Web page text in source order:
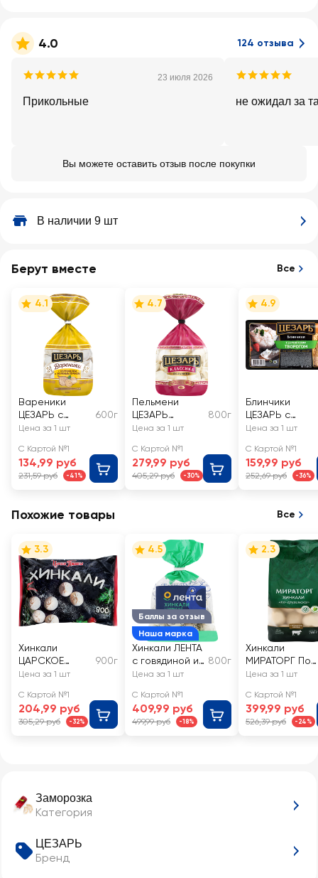
4.0 124 отзыва
23 июля 2026
Прикольные не ожидал за
Вы можете оставить отзыв после покупки
В наличии 9 шт
Заморозка
Категория
ЦЕЗАРЬ
Бренд
Берут вместе Все
4.1
Вареники
ЦЕЗАРЬ с
картофелем и
лучком
600г
Цена за 1 шт
С Картой №1
134,99 руб
231,59 руб -41%
4.7
Пельмени
ЦЕЗАРЬ
Классика,
800г
Цена за 1 шт
С Картой №1
279,99 руб
405,29 руб -30%
4.9
Блинчики
ЦЕЗАРЬ с
деревенским
Цена за 1 шт
С Картой №1
159,99 руб
252,69 руб -36%
Похожие товары Все
3.3
Хинкали
ЦАРСКОЕ
ПОДВОРЬЕ
900г
Цена за 1 шт
С Картой №1
204,99 руб
305,29 руб -32%
Баллы за отзыв
Наша марка
4.5
Хинкали ЛЕНТА
с говядиной и
бараниной
800г
Цена за 1 шт
С Картой №1
409,99 руб
499,99 руб -18%
2.3
Хинкали
МИРАТОРГ По-
грузински
Цена за 1 шт
С Картой №1
399,99 руб
526,39 руб -24%